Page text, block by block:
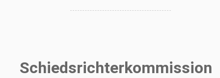
Schiedsrichterkommission